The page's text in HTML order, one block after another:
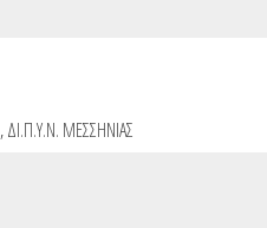
,ΔΙ.Π.Υ.Ν. ΜΕΣΣΗΝΙΑΣ